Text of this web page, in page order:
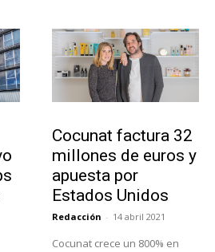
Cocunat factura 32
millones de euros y
apuesta por
Estados Unidos
Redacción - 14 abril 2021
Cocunat crece un 800% en